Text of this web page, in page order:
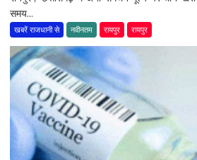
समय...
खबरें राजधानी से नवीनतम रायपुर रायपुर